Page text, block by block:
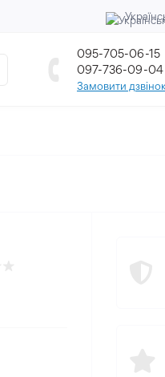
095-705-06-15
097-736-09-04
Замовити